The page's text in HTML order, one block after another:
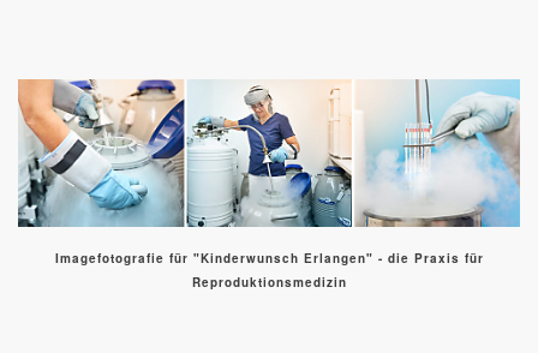
Imagefotografie für "Kinderwunsch Erlangen" - die Praxis für
Reproduktionsmedizin